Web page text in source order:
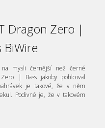
Dragon Zero |
BiWire
mysli černější než černé
| Bass jakoby pohlcoval
je takové, že v něm
Podivné je, že v takovém